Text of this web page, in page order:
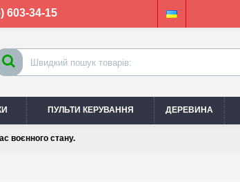
603-34-15
ПУЛЬТИ КЕРУВАННЯ ДЕРЕВИНА
воєнного стану.